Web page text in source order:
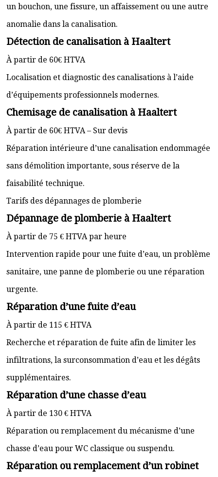
un bouchon, une fissure, un affaissement ou une autre
anomalie dans la canalisation.
Détection de canalisation à Haaltert
À partir de 60€ HTVA
Localisation et diagnostic des canalisations à l’aide
d’équipements professionnels modernes.
Chemisage de canalisation à Haaltert
À partir de 60€ HTVA – Sur devis
Réparation intérieure d’une canalisation endommagée
sans démolition importante, sous réserve de la
faisabilité technique.
Tarifs des dépannages de plomberie
Dépannage de plomberie à Haaltert
À partir de 75 € HTVA par heure
Intervention rapide pour une fuite d’eau, un problème
sanitaire, une panne de plomberie ou une réparation
urgente.
Réparation d’une fuite d’eau
À partir de 115 € HTVA
Recherche et réparation de fuite afin de limiter les
infiltrations, la surconsommation d’eau et les dégâts
supplémentaires.
Réparation d’une chasse d’eau
À partir de 130 € HTVA
Réparation ou remplacement du mécanisme d’une
chasse d’eau pour WC classique ou suspendu.
Réparation ou remplacement d’un robinet